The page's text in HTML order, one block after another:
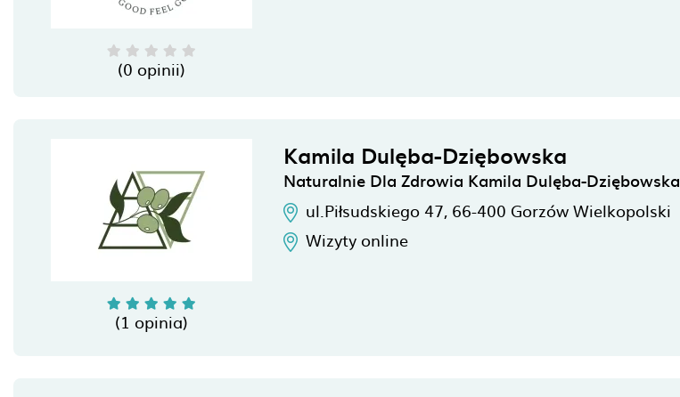
(0 opinii)
(1 opinia)
Kamila Dulęba-Dziębowska
Naturalnie Dla Zdrowia Kamila Dulęba-Dziębowska
ul.Piłsudskiego 47, 66-400 Gorzów Wielkopolski
Wizyty online